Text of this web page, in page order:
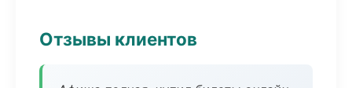
Отзывы клиентов